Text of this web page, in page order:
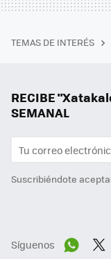
TEMAS DE INTERÉS
RECIBE
SEMANAL
Suscribiéndote
Síguenos